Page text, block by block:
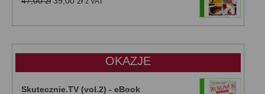
wynosiła:wynosi:
OKAZJE
Skutecznie.TV (vol.2) - eBook